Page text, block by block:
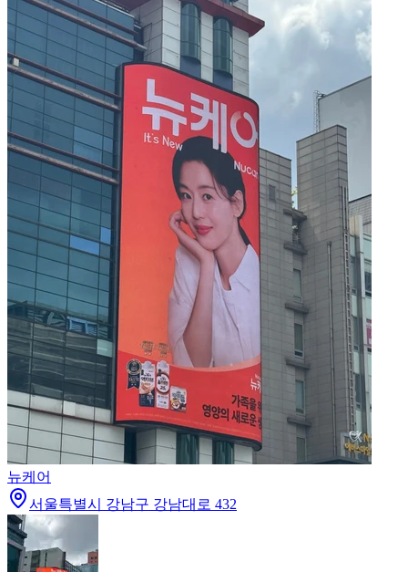
뉴케어
서울특별시 강남구 강남대로 432